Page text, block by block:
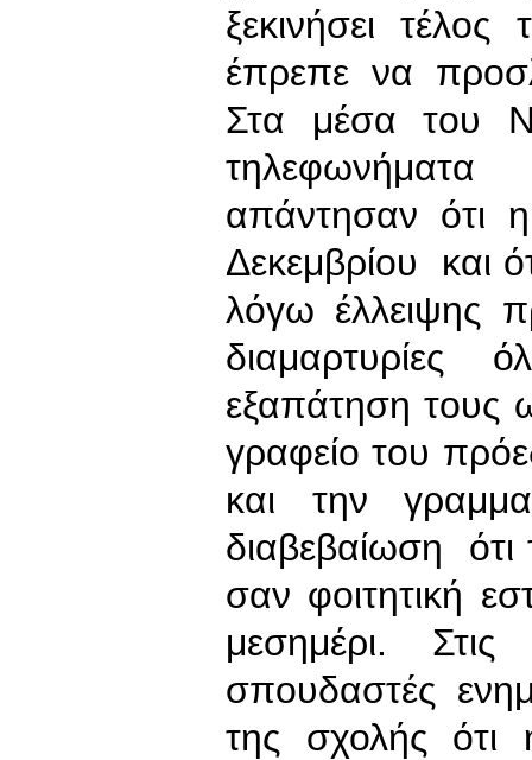
ξεκινήσει
έπρεπε να
Στα μέσα του
απάντησαν ότι
Δεκεμβρίου και
λόγω έλλειψης
εξαπάτηση τους
γραφείο του
και την
διαβεβαίωση ότι
σαν φοιτητική
μεσημέρι.
σπουδαστές
της σχολής